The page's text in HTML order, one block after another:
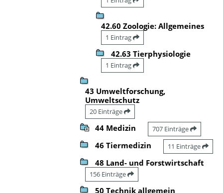
42.60 Zoologie: Allgemeines
1 Eintrag
42.63 Tierphysiologie
1 Eintrag
43 Umweltforschung,
Umweltschutz
20 Einträge
44 Medizin 707 Einträge
46 Tiermedizin 11 Einträge
48 Land- und Forstwirtschaft
156 Einträge
50 Technik allgemein